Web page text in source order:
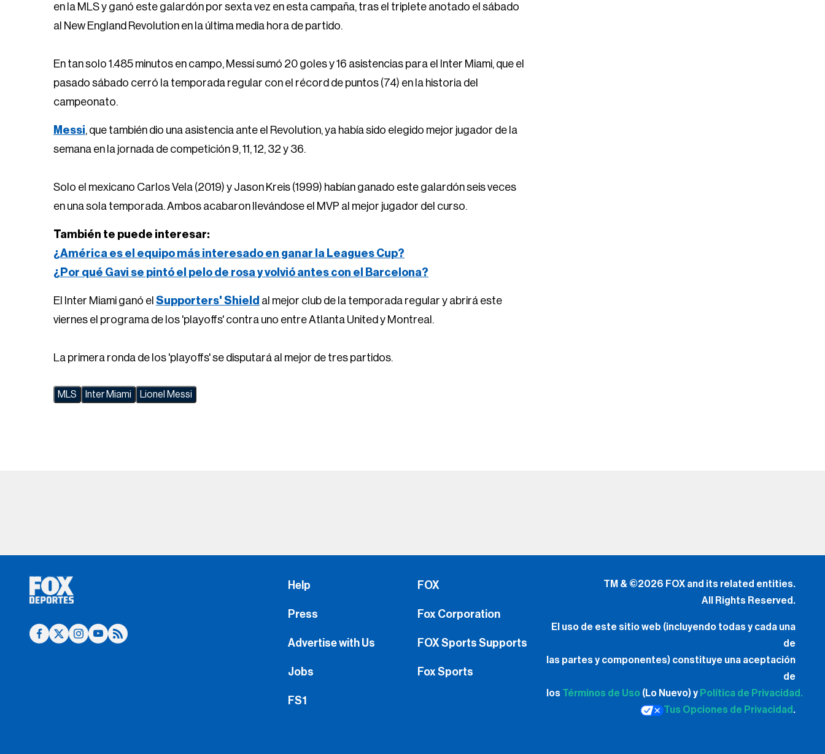
en la MLS y ganó este galardón por sexta vez en esta campaña, tras el triplete anotado el sábado
al New England Revolution en la última media hora de partido.
En tan solo 1.485 minutos en campo, Messi sumó 20 goles y 16 asistencias para el Inter Miami, que el
pasado sábado cerró la temporada regular con el récord de puntos (74) en la historia del
campeonato.
Messi, que también dio una asistencia ante el Revolution, ya había sido elegido mejor jugador de la
semana en la jornada de competición 9, 11, 12, 32 y 36.
Solo el mexicano Carlos Vela (2019) y Jason Kreis (1999) habían ganado este galardón seis veces
en una sola temporada. Ambos acabaron llevándose el MVP al mejor jugador del curso.
También te puede interesar:
¿América es el equipo más interesado en ganar la Leagues Cup?
¿Por qué Gavi se pintó el pelo de rosa y volvió antes con el Barcelona?
El Inter Miami ganó el Supporters' Shield al mejor club de la temporada regular y abrirá este
viernes el programa de los 'playoffs' contra uno entre Atlanta United y Montreal.
La primera ronda de los 'playoffs' se disputará al mejor de tres partidos.
MLS Inter Miami Lionel Messi
Press
Advertise with Us
Jobs
FS1
Fox Corporation
FOX Sports Supports
Fox Sports
de
las partes y componentes) constituye una aceptación
Política de Privacidad.
Tus Opciones de Privacidad